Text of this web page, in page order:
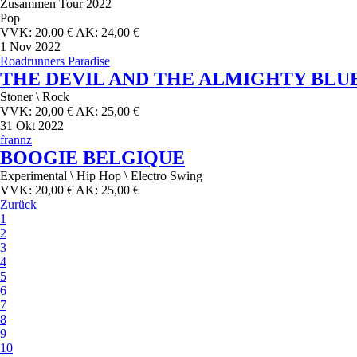
Zusammen Tour 2022
Pop
VVK: 20,00 € AK: 24,00 €
1 Nov 2022
Roadrunners Paradise
THE DEVIL AND THE ALMIGHTY
Stoner \ Rock
VVK: 20,00 € AK: 25,00 €
31 Okt 2022
frannz
BOOGIE BELGIQUE
Experimental \ Hip Hop \ Electro Swing
VVK: 20,00 € AK: 25,00 €
Zurück
1
2
3
4
5
6
7
8
9
10